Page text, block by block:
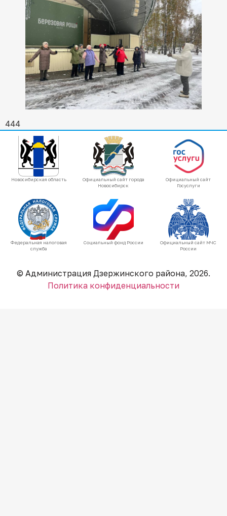
444
Новосибирская область
Официальный сайт города
Новосибирск
Официальный сайт
Госуслуги
Федеральная налоговая
служба
Социальный фонд России
Официальный сайт МЧС
России
© Администрация Дзержинского района, 2026.
Политика конфиденциальности